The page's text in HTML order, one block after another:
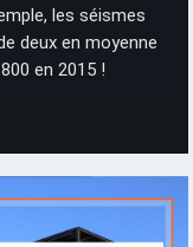
les séismes
deux en moyenne
en 2015 !